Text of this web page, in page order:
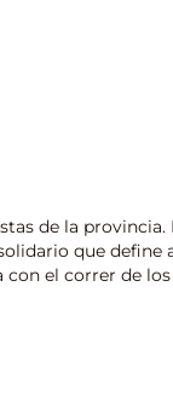
de la
que define
con el correr de los